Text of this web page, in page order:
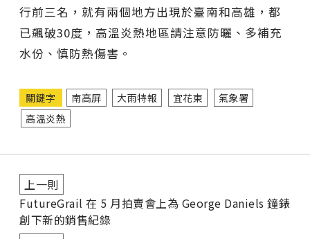
行前三名，就有兩個地方出現於臺南和高雄，都
已飆破30度，高溫炎熱地區請注意防曬、多補充
水份、慎防熱傷害。
關鍵字 南高屏 大雨特報 宜花東
氣象署
高溫炎熱
上一則
FutureGrail 在 5 月拍賣會上為 George Daniels 鐘錶
創下新的銷售紀錄